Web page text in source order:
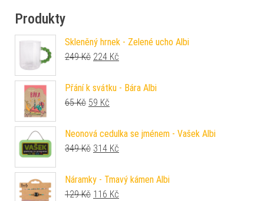
Produkty
Skleněný hrnek - Zelené ucho Albi
249Kč Původní cena byla: 249 Kč.
224 Kč
Přání k svátku - Bára Albi
65Kč Původní cena byla: 65 Kč.
59 Kč
Neonová cedulka se jménem - Vašek Albi
349Kč Původní cena byla: 349 Kč.
314 Kč
Náramky - Tmavý kámen Albi
129Kč Původní cena byla: 129 Kč.
116 Kč